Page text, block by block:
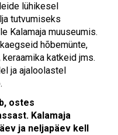
lühikesel
tutvumiseks
Kalamaja muuseumis.
hõbemünte,
katkeid jms.
ja ajaloolastel
ostes
Kalamaja
ja neljapäev kell